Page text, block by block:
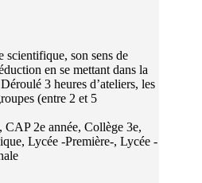
son sens de
en se mettant dans la
3 heures d’ateliers, les
(entre 2 et 5
, CAP 2e année, Collège 3e,
, Lycée -Première-, Lycée -